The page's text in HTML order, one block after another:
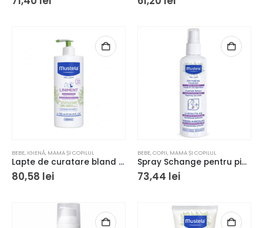
BEBE, IGIENĂ, MAMA ȘI COPILUL
Lapte de curatare bland pentru bebelusi de la nastere pentru copii Bebe Mustela, lapte 750ml
80,58 lei
BEBE,COPII, MAMA ȘI COPILUL
Spray Schange pentru piele sensibila, Mustela, 75 ml
73,44 lei